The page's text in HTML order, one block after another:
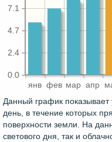
янв фев мар апр
0.0
2.4
4.7
7.1
Данный график показывает
день, в течение которых
поверхности земли. На
светового дня, так и